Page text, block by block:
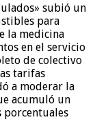
subió un
para
la medicina
en el servicio
de colectivo
tarifas
a moderar la
acumuló un
porcentuales